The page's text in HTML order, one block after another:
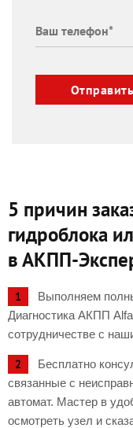
Отправить
5 причин
гидроблока
в АКПП-
Выполняем
Диагностика АКПП
сотрудничестве с
Бесплатно
связанные с
автомат. Мастер в
осмотреть узел и